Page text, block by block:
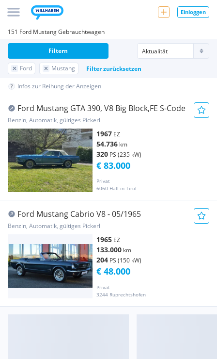
Einloggen
151 Ford Mustang Gebrauchtwagen
Ford Mustang Filter zurücksetzen
Filtern
Infos zur Reihung der Anzeigen
Ford Mustang GTA 390, V8 Big Block,FE S-Code
Benzin, Automatik, gültiges Pickerl
1967 EZ
54.736 km
320 PS (235 kW)
Privat
6060 Hall in Tirol
€ 83.000
Ford Mustang Cabrio V8 - 05/1965
Benzin, Automatik, gültiges Pickerl
1965 EZ
133.000 km
204 PS (150 kW)
Privat
3244 Ruprechtshofen
€ 48.000